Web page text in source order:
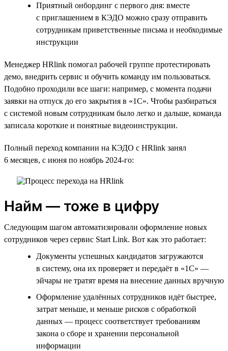
Приятный онбординг с первого дня: вместе
с приглашением в КЭДО можно сразу отправить
сотрудникам приветственные письма и необходимые
инструкции
Менеджер HRlink помогал рабочей группе протестировать
демо, внедрить сервис и обучить команду им пользоваться.
Подобно проходили все шаги: например, с момента подачи
заявки на отпуск до его закрытия в «1С». Чтобы разбираться
с системой новым сотрудникам было легко и дальше, команда
записала короткие и понятные видеоинструкции.
Полный переход компании на КЭДО с HRlink занял
6 месяцев, с июня по ноябрь 2024-го:
Найм — тоже в цифру
Следующим шагом автоматизировали оформление новых
сотрудников через сервис Start Link. Вот как это работает:
Документы успешных кандидатов загружаются
в систему, она их проверяет и передаёт в «1С» —
эйчары не тратят время на внесение данных вручную
Оформление удалённых сотрудников идёт быстрее,
затрат меньше, и меньше рисков с обработкой
данных — процесс соответствует требованиям
закона о сборе и хранении персональной
информации